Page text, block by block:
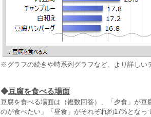
※グラフの続きや時系列グラフなど、より詳し
◆豆腐を食べる場面
豆腐を食べる場面は（複数回答）、「夕食」が
のが食べたい」「昼食」がそれぞれ約17%とな